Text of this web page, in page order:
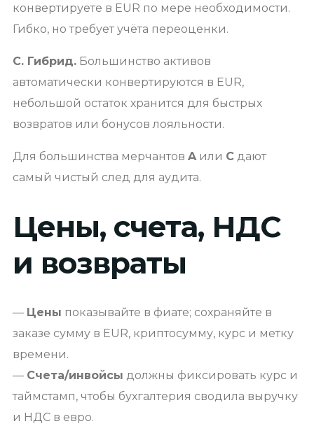
конвертируете в EUR по мере необходимости.
Гибко, но требует учёта переоценки.
C. Гибрид. Большинство активов
автоматически конвертируются в EUR,
небольшой остаток хранится для быстрых
возвратов или бонусов лояльности.
Для большинства мерчантов Aили C дают
самый чистый след для аудита.
Цены, счета, НДС
и возвраты
— Цены показывайте в фиате; сохраняйте в
заказе сумму в EUR, криптосумму, курс и метку
времени.
— Счета/инвойсы должны фиксировать курс и
таймстамп, чтобы бухгалтерия сводила выручку
и НДС в евро.